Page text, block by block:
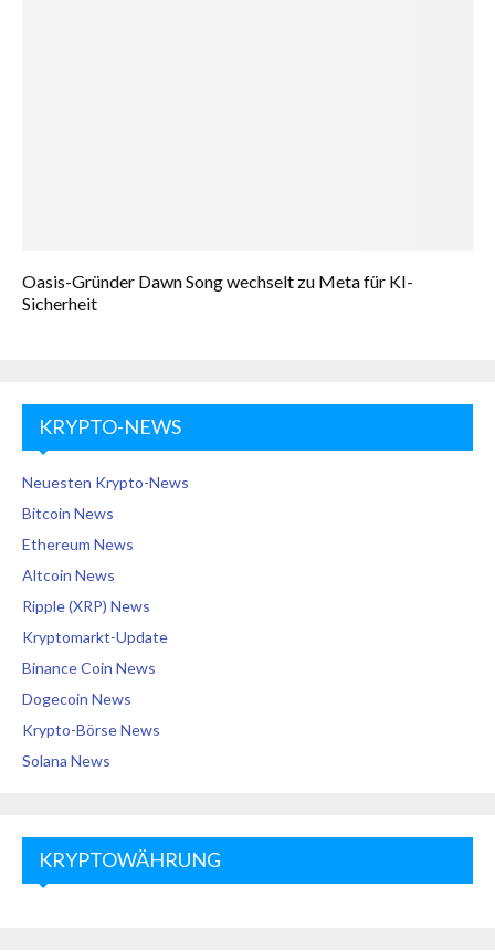
Oasis-Gründer Dawn Song wechselt zu Meta für KI-
Sicherheit
KRYPTO-NEWS
Neuesten Krypto-News
Bitcoin News
Ethereum News
Altcoin News
Ripple (XRP) News
Kryptomarkt-Update
Binance Coin News
Dogecoin News
Krypto-Börse News
Solana News
KRYPTOWÄHRUNG